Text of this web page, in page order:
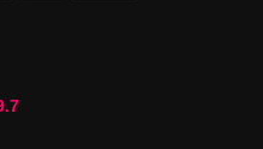
爭戰屬乎耶和華